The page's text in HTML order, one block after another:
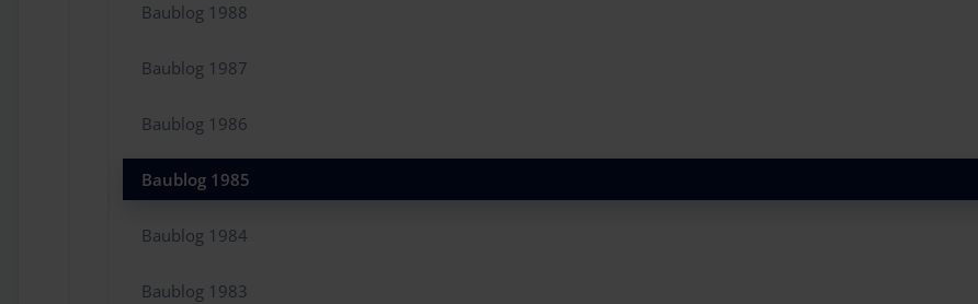
Baublog 1988
Baublog 1987
Baublog 1986
Baublog 1985
Baublog 1984
Baublog 1983